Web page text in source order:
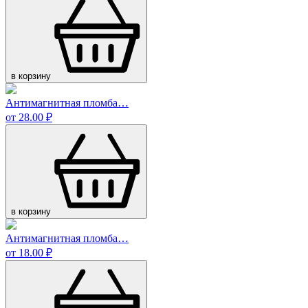
в корзину
Антимагнитная пломба…
от 28.00 ₽
в корзину
Антимагнитная пломба…
от 18.00 ₽